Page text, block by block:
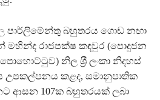
පාර්ලිමේන්තු බහුතරය ගොඩ නඟා
මහින්ද රාජපක්ෂ කඳවුර (පොදුජන
නිල ශ‍්‍රී ලංකා නිදහස්
කළද, සමානුපාතික
ආසන 107ක බහුතරයක් ලබා